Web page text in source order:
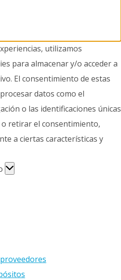
utilizamos
para almacenar y/o acceder a
El consentimiento de estas
datos como el
o las identificaciones únicas
retirar el consentimiento,
a ciertas características y